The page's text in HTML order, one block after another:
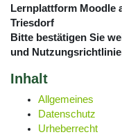
Lernplattform Moodle
Triesdorf
Bitte bestätigen Sie
und
Inhalt
Allgemeines
Datenschutz
Urheberrecht